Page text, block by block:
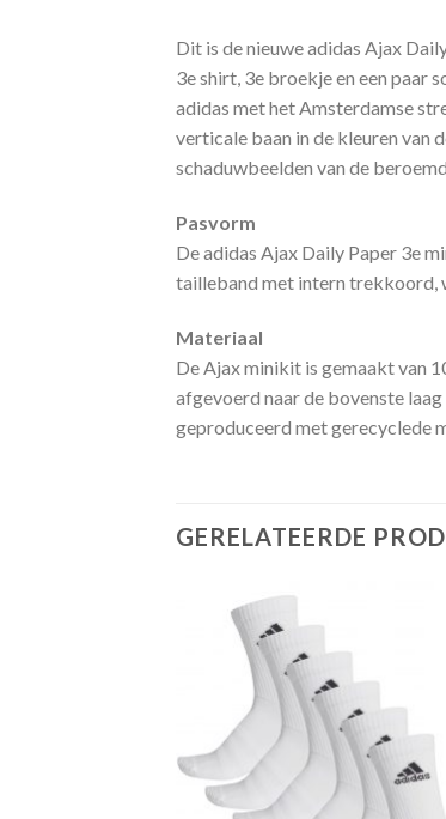
Dit is de nieuwe adidas Ajax
3e shirt, 3e broekje en een paar
adidas met het Amsterdamse
verticale baan in de kleuren van
schaduwbeelden van de
Pasvorm
De adidas Ajax Daily Paper 3e
tailleband met intern trekkoord,
Materiaal
De Ajax minikit is gemaakt van
afgevoerd naar de bovenste
geproduceerd met gerecyclede
GERELATEERDE